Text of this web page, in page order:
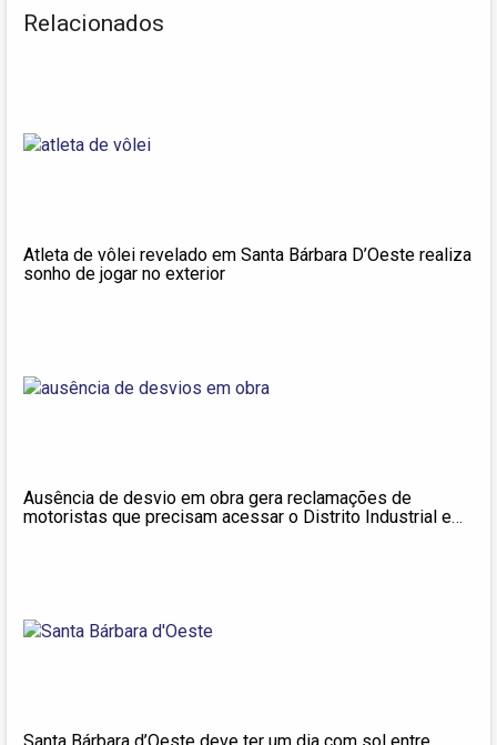
Relacionados
Atleta de vôlei revelado em Santa Bárbara D’Oeste realiza
sonho de jogar no exterior
Ausência de desvio em obra gera reclamações de
motoristas que precisam acessar o Distrito Industrial em
Santa Bárbara d’Oeste deve ter um dia com sol entre